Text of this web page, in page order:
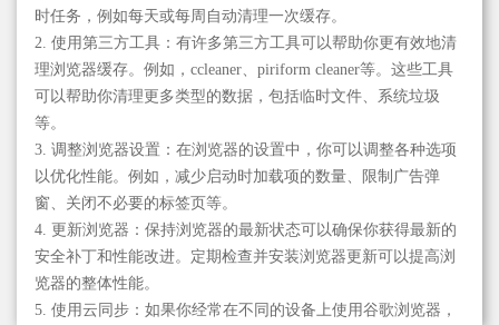
时任务，例如每天或每周自动清理一次缓存。
2. 使用第三方工具：有许多第三方工具可以帮助你更有效地清
理浏览器缓存。例如，ccleaner、piriform cleaner等。这些工具
可以帮助你清理更多类型的数据，包括临时文件、系统垃圾
等。
3. 调整浏览器设置：在浏览器的设置中，你可以调整各种选项
以优化性能。例如，减少启动时加载项的数量、限制广告弹
窗、关闭不必要的标签页等。
4. 更新浏览器：保持浏览器的最新状态可以确保你获得最新的
安全补丁和性能改进。定期检查并安装浏览器更新可以提高浏
览器的整体性能。
5. 使用云同步：如果你经常在不同的设备上使用谷歌浏览器，